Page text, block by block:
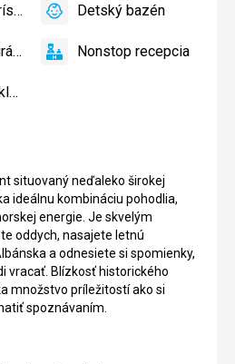
situovaný neďaleko širokej
ideálnu kombináciu pohodlia,
energie. Je skvelým
oddych, nasajete letnú
a odnesiete si spomienky,
vracať. Blízkosť historického
množstvo príležitostí ako si
spoznávaním.
Bezbariérový prístup
DetskýDetský bazén
áno
Hotelová reštaurácia
NonstopNonstop recepcia
áno
Požičovňa bicyklov